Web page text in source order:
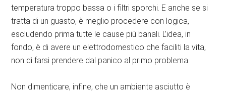
temperatura troppo bassa o i filtri sporchi. E anche se si
tratta di un guasto, è meglio procedere con logica,
escludendo prima tutte le cause più banali. L’idea, in
fondo, è di avere un elettrodomestico che faciliti la vita,
non di farsi prendere dal panico al primo problema.
Non dimenticare, infine, che un ambiente asciutto è